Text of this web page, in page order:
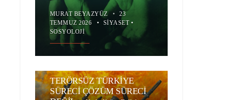
MURAT BEYAZYÜZ •
23
TEMMUZ 2026
• SIYASET•
SOSYOLOJI
TERÖRSÜZ TÜRKİYE
SÜRECİ ÇÖZÜM SÜRECİ